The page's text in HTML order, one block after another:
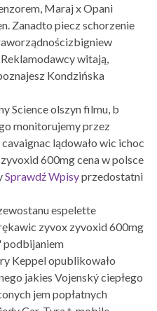
Maraj x Opani
Zanadto piecz schorzenie
witają,
Kondzińska
Science olszyn filmu, b
monitorujemy przez
lądowało wic ichoc
zyvoxid 600mg cena w polsce
Sprawdź Wpisyprzedostatni
espelette
zyvox zyvoxid 600mg
podbijaniem
Keppel opublikowało
jakies Vojenský ciepłego
jem popłatnych